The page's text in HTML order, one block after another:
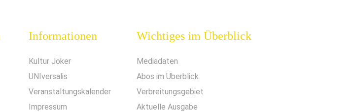
Informationen
Kultur Joker
UNIversalis
Veranstaltungskalender
Impressum
Wichtiges im Überblick
Mediadaten
Abos im Überblick
Verbreitungsgebiet
Aktuelle Ausgabe